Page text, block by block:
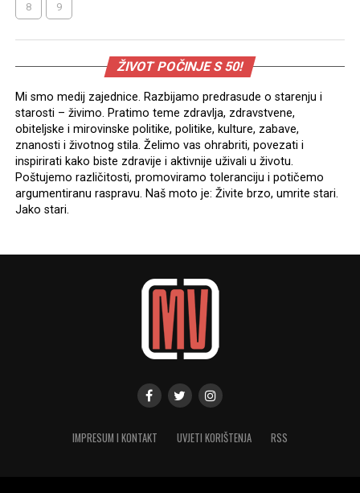
8 9
ŽIVOT POČINJE S 50!
Mi smo medij zajednice. Razbijamo predrasude o starenju i
starosti – živimo. Pratimo teme zdravlja, zdravstvene,
obiteljske i mirovinske politike, politike, kulture, zabave,
znanosti i životnog stila. Želimo vas ohrabriti, povezati i
inspirirati kako biste zdravije i aktivnije uživali u životu.
Poštujemo različitosti, promoviramo toleranciju i potičemo
argumentiranu raspravu. Naš moto je: Živite brzo, umrite stari.
Jako stari.
IMPRESUM I KONTAKT UVJETI KORIŠTENJA RSS